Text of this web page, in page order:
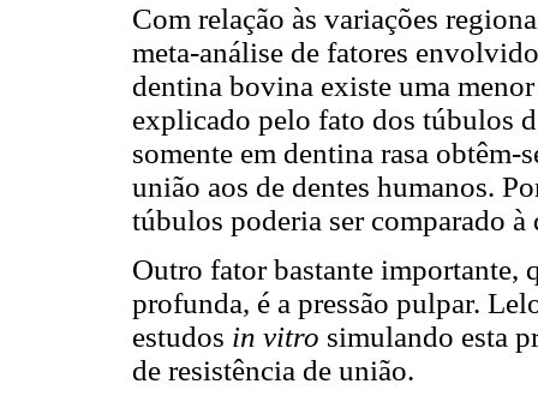
Com relação às variações
meta-análise de fatores
dentina bovina existe uma
explicado pelo fato dos túbulos
somente em dentina rasa obtêm-
união aos de dentes humanos.
túbulos poderia ser comparado
Outro fator bastante importante,
profunda, é a pressão pulpar.
estudos in vitro simulando esta
de resistência de união.